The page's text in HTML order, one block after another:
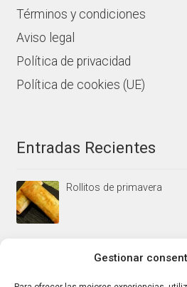
Gestionar
Términos y condiciones
Aviso legal
Política de privacidad
Política de cookies (UE)
Entradas Recientes
Rollitos de primavera